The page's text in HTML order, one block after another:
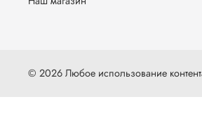
© 2026 Любое использование